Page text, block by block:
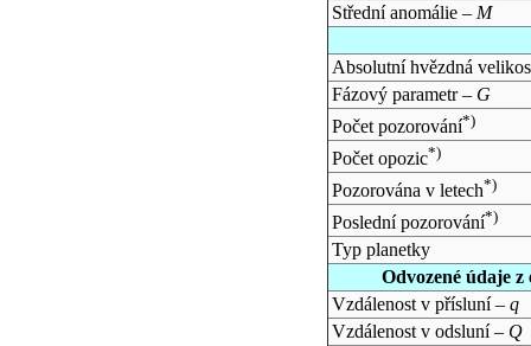
Střední anomálie – M
Absolutní hvězdná
Fázový parametr – G
Počet pozorování*)
Počet opozic*)
Pozorována v letech*)
Poslední pozorování*)
Typ planetky
Odvozené údaje
Vzdálenost v přísluní – q
Vzdálenost v odsluní – Q